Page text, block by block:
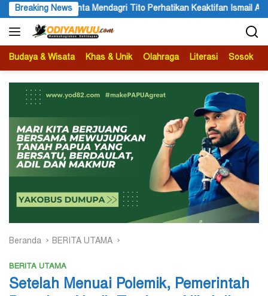
Langsung
ke
konten
Breaking News
Mendagri Tito Perhatikan Keaktifan Ismail Asso sebagai
Budaya & Wisata Khas & Unik Olahraga Literasi Sosok
Beranda BERITA UTAMA
BERITA UTAMA
Setelah Menuai Polemik, Pemerintah